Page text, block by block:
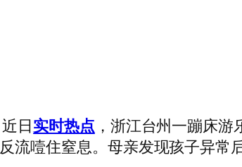
日实时热点 ，浙江台州一蹦床
噎住窒息。母亲发现孩子异常